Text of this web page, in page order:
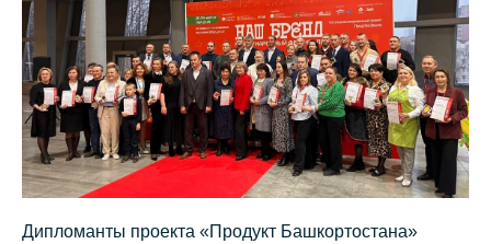
Дипломанты проекта «Продукт Башкортостана»